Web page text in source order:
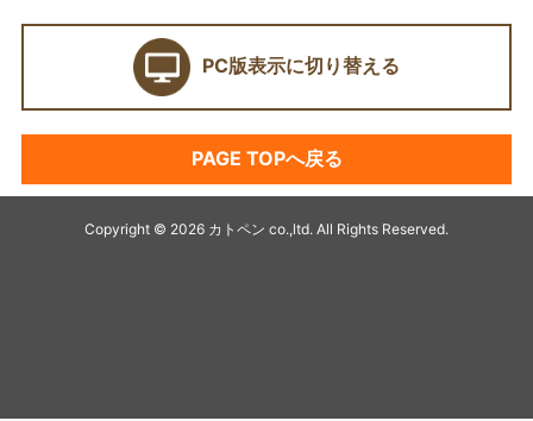
ショールーム
契約前に確認したい業者選びの7つのポイント
外壁塗装セミナー
PC版表示に切り替える
PAGE TOPへ戻る
Copyright © 2026 カトペン co.,ltd. All Rights Reserved.